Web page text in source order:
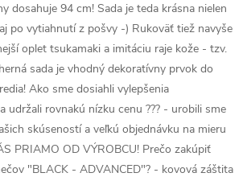
dosahuje 94 cm! Sada je teda krásna nielen
po vytiahnutí z pošvy -) Rukoväť tiež navyše
oplet tsukamaki a imitáciu raje kože - tzv.
sada je vhodný dekoratívny prvok do
Ako sme dosiahli vylepšenia
udržali rovnakú nízku cenu ??? - urobili sme
skúseností a veľkú objednávku na mieru
PRIAMO OD VÝROBCU! Prečo zakúpiť
"BLACK - ADVANCED"? - kovová záštita